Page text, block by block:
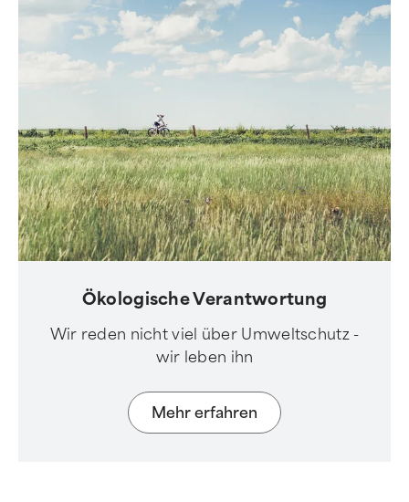
Ökologische Verantwortung
Wir reden nicht viel über Umweltschutz -
wir leben ihn
Mehr erfahren